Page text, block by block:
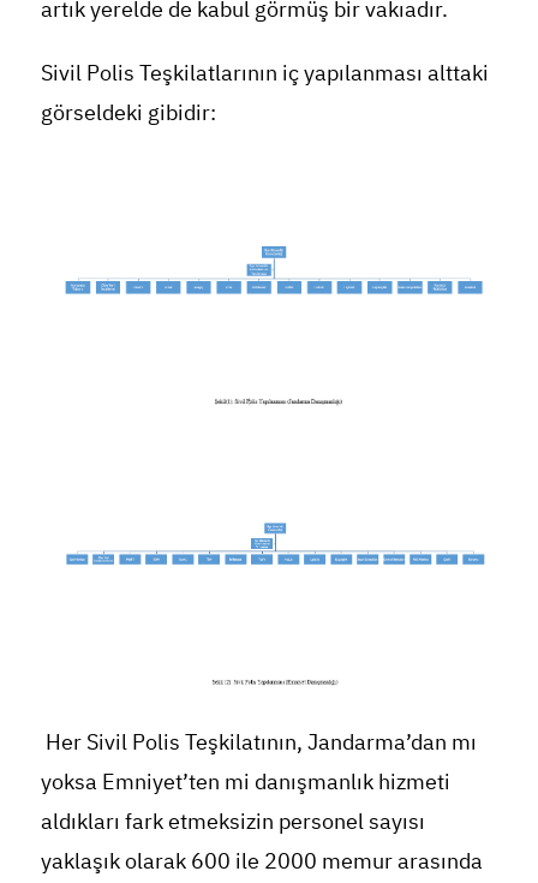
artık yerelde de kabul görmüş bir vakıadır.
Sivil Polis Teşkilatlarının iç yapılanması alttaki
görseldeki gibidir:
Her Sivil Polis Teşkilatının, Jandarma’dan mı
yoksa Emniyet’ten mi danışmanlık hizmeti
aldıkları fark etmeksizin personel sayısı
yaklaşık olarak 600 ile 2000 memur arasında